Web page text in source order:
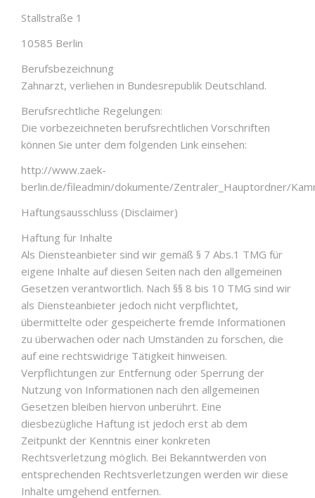
Stallstraße 1
10585 Berlin
Berufsbezeichnung
Zahnarzt, verliehen in Bundesrepublik Deutschland.
Berufsrechtliche Regelungen:
Die vorbezeichneten berufsrechtlichen Vorschriften
können Sie unter dem folgenden Link einsehen:
http://www.zaek-
berlin.de/fileadmin/dokumente/Zentraler_Hauptordner/
Haftungsausschluss (Disclaimer)
Haftung für Inhalte
Als Diensteanbieter sind wir gemäß § 7 Abs.1 TMG für
eigene Inhalte auf diesen Seiten nach den allgemeinen
Gesetzen verantwortlich. Nach §§ 8 bis 10 TMG sind wir
als Diensteanbieter jedoch nicht verpflichtet,
übermittelte oder gespeicherte fremde Informationen
zu überwachen oder nach Umständen zu forschen, die
auf eine rechtswidrige Tätigkeit hinweisen.
Verpflichtungen zur Entfernung oder Sperrung der
Nutzung von Informationen nach den allgemeinen
Gesetzen bleiben hiervon unberührt. Eine
diesbezügliche Haftung ist jedoch erst ab dem
Zeitpunkt der Kenntnis einer konkreten
Rechtsverletzung möglich. Bei Bekanntwerden von
entsprechenden Rechtsverletzungen werden wir diese
Inhalte umgehend entfernen.